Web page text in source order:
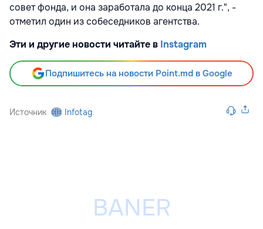
совет фонда, и она заработала до конца 2021 г.", -
отметил один из собеседников агентства.
Эти и другие новости читайте в Instagram
Подпишитесь на новости Point.md в Google
Источник Infotag